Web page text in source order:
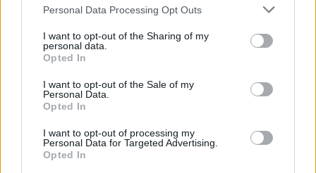
Please note that this website/app uses one or more Google
not limited to your visit or usage behaviour. You may click to
grant or deny consent to Google and its third-party tags to
use your data for below specified purposes in below Google
consent section.
Personal Data Processing Opt Outs
I want to opt-out of the Sharing of my
personal data.
Opted In
I want to opt-out of the Sale of my
Personal Data.
Opted In
I want to opt-out of processing my
Personal Data for Targeted Advertising.
Opted In
Staks: Πώς μια cool καντίνα προσγειώθηκε (και
ρίζωσε) σε ένα αθέατο οικόπεδο στην Ανάβυσσο
Από brunch μέχρι δείπνο δίπλα
στο κύμα: Γιατί στο Bolivar πας
(και) για το φαγητό του